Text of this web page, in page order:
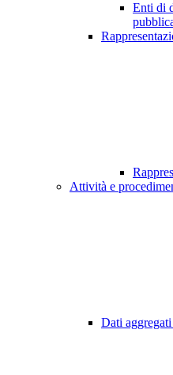
Enti di
Attività e
Dati